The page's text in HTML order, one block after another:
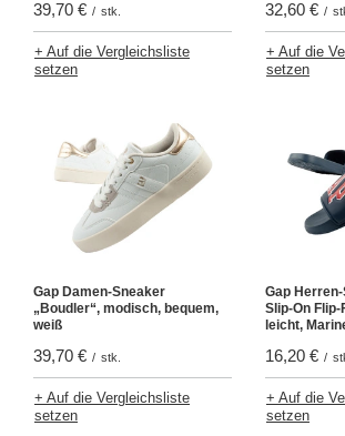
39,70 € / stk.
+ Auf die Vergleichsliste
setzen
32,60 € /
+ Auf die
setzen
Gap Damen-Sneaker
„Boudler“, modisch, bequem,
weiß
39,70 € / stk.
+ Auf die Vergleichsliste
setzen
Gap
Slip-On
leicht,
16,20 € /
+ Auf die
setzen